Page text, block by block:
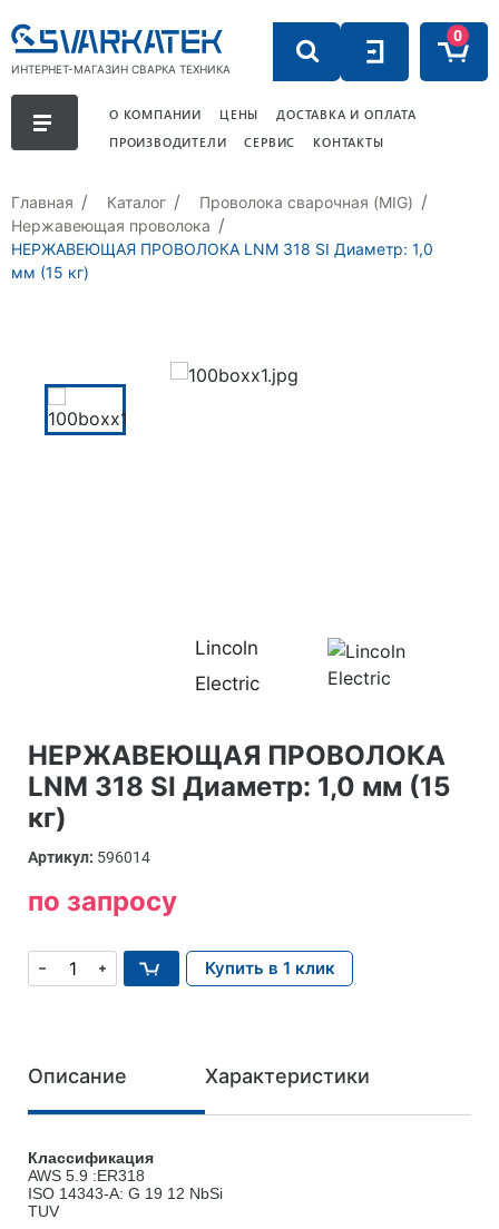
ИНТЕРНЕТ-МАГАЗИН СВАРКА ТЕХНИКА
0
О КОМПАНИИ ЦЕНЫ
ДОСТАВКА И ОПЛАТА
ПРОИЗВОДИТЕЛИ
СЕРВИС КОНТАКТЫ
Главная Каталог
Проволока сварочная (MIG)
Нержавеющая проволока
НЕРЖАВЕЮЩАЯ ПРОВОЛОКА LNM 318 SI Диаметр: 1,0
мм (15 кг)
Lincoln
Electric
НЕРЖАВЕЮЩАЯ ПРОВОЛОКА
LNM 318 SI Диаметр: 1,0 мм (15
кг)
Артикул: 596014
по запросу
Купить в 1 клик
Описание Характеристики
Классификация
AWS 5.9 :ER318
ISO 14343-A: G 19 12 NbSi
TUV